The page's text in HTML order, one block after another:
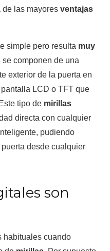
las mayores ventajas
simple pero resulta muy
componen de una
exterior de la puerta en
LCD o TFT que
tipo de mirillas
directa con cualquier
pudiendo
desde cualquier
son
habituales cuando